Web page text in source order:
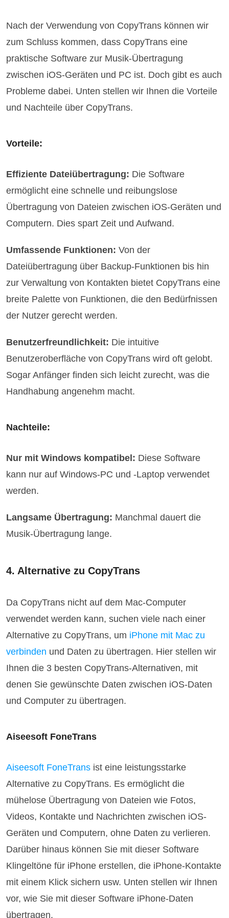
Nach der Verwendung von CopyTrans können wir
zum Schluss kommen, dass CopyTrans eine
praktische Software zur Musik-Übertragung
zwischen iOS-Geräten und PC ist. Doch gibt es auch
Probleme dabei. Unten stellen wir Ihnen die Vorteile
und Nachteile über CopyTrans.
Vorteile:
Effiziente Dateiübertragung: Die Software
ermöglicht eine schnelle und reibungslose
Übertragung von Dateien zwischen iOS-Geräten und
Computern. Dies spart Zeit und Aufwand.
Umfassende Funktionen: Von der
Dateiübertragung über Backup-Funktionen bis hin
zur Verwaltung von Kontakten bietet CopyTrans eine
breite Palette von Funktionen, die den Bedürfnissen
der Nutzer gerecht werden.
Benutzerfreundlichkeit: Die intuitive
Benutzeroberfläche von CopyTrans wird oft gelobt.
Sogar Anfänger finden sich leicht zurecht, was die
Handhabung angenehm macht.
Nachteile:
Nur mit Windows kompatibel: Diese Software
kann nur auf Windows-PC und -Laptop verwendet
werden.
Langsame Übertragung: Manchmal dauert die
Musik-Übertragung lange.
4. Alternative zu CopyTrans
Da CopyTrans nicht auf dem Mac-Computer
verwendet werden kann, suchen viele nach einer
Alternative zu CopyTrans, um iPhone mit Mac zu
verbinden und Daten zu übertragen. Hier stellen wir
Ihnen die 3 besten CopyTrans-Alternativen, mit
denen Sie gewünschte Daten zwischen iOS-Daten
und Computer zu übertragen.
Aiseesoft FoneTrans
Aiseesoft FoneTrans ist eine leistungsstarke
Alternative zu CopyTrans. Es ermöglicht die
mühelose Übertragung von Dateien wie Fotos,
Videos, Kontakte und Nachrichten zwischen iOS-
Geräten und Computern, ohne Daten zu verlieren.
Darüber hinaus können Sie mit dieser Software
Klingeltöne für iPhone erstellen, die iPhone-Kontakte
mit einem Klick sichern usw. Unten stellen wir Ihnen
vor, wie Sie mit dieser Software iPhone-Daten
übertragen.